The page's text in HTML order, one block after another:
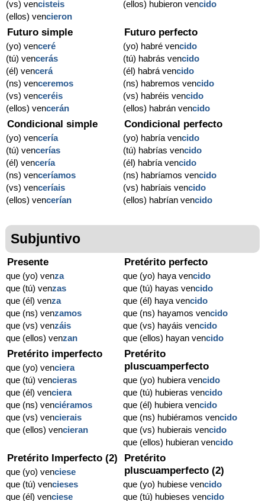
(vs) vencisteis
(ellos) vencieron
(ellos) hubieron vencido
Futuro simple
(yo) venceré
(tú) vencerás
(él) vencerá
(ns) venceremos
(vs) venceréis
(ellos) vencerán
Futuro perfecto
(yo) habré vencido
(tú) habrás vencido
(él) habrá vencido
(ns) habremos vencido
(vs) habréis vencido
(ellos) habrán vencido
Condicional simple
(yo) vencería
(tú) vencerías
(él) vencería
(ns) venceríamos
(vs) venceríais
(ellos) vencerían
Condicional perfecto
(yo) habría vencido
(tú) habrías vencido
(él) habría vencido
(ns) habríamos vencido
(vs) habríais vencido
(ellos) habrían vencido
Subjuntivo
Presente
que (yo) venza
que (tú) venzas
que (él) venza
que (ns) venzamos
que (vs) venzáis
que (ellos) venzan
Pretérito perfecto
que (yo) haya vencido
que (tú) hayas vencido
que (él) haya vencido
que (ns) hayamos vencido
que (vs) hayáis vencido
que (ellos) hayan vencido
Pretérito imperfecto
que (yo) venciera
que (tú) vencieras
que (él) venciera
que (ns) venciéramos
que (vs) vencierais
que (ellos) vencieran
Pretérito
pluscuamperfecto
que (yo) hubiera vencido
que (tú) hubieras vencido
que (él) hubiera vencido
que (ns) hubiéramos vencido
que (vs) hubierais vencido
que (ellos) hubieran vencido
Pretérito Imperfecto (2)
que (yo) venciese
que (tú) vencieses
que (él) venciese
Pretérito
pluscuamperfecto (2)
que (yo) hubiese vencido
que (tú) hubieses vencido